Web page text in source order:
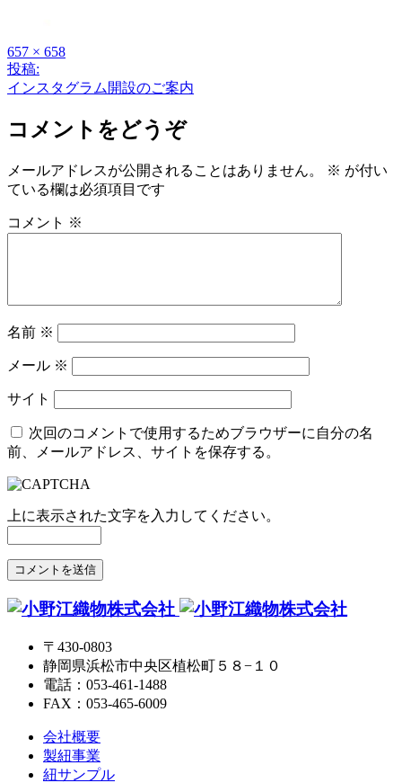
フ
ル
サ
ズ
657 × 658
投
稿
ナ
ビ
ゲ
ー
ン
投稿:
インスタグラム開設のご案内
コメントをどうぞ
メールアドレスが公開されることはありません。 ※ が付い
ている欄は必須項目です
コメント ※
名前 ※
メール ※
サイト
次回のコメントで使用するためブラウザーに自分の名
前、メールアドレス、サイトを保存する。
上に表示された文字を入力してください。
〒430-0803
静岡県浜松市中央区植松町５８−１０
電話：053-461-1488
FAX：053-465-6009
会社概要
製紐事業
紐サンプル